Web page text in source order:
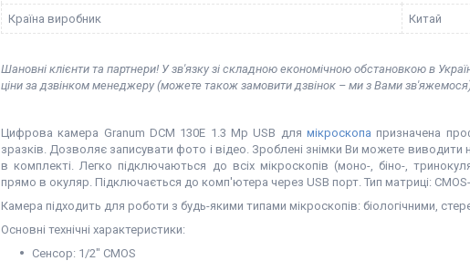
Країна виробник Китай
Шановні клієнти та партнери! У зв'язку зі складною економічною обстановкою в
ціни за дзвінком менеджеру (можете також замовити дзвінок – ми з Вами
Цифрова камера Granum DCM 130E 1.3 Mp USB для мікроскопа призначена
зразків. Дозволяє записувати фото і відео. Зроблені знімки Ви можете
в комплекті. Легко підключаються до всіх мікроскопів (моно-, біно-,
прямо в окуляр. Підключається до комп'ютера через USB порт. Тип матриці:
Камера підходить для роботи з будь-якими типами мікроскопів: біологічними,
Основні технічні характеристики:
Сенсор: 1/2" CMOS